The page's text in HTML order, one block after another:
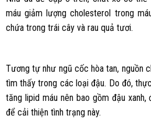
máu giảm lượng cholesterol trong
chứa trong trái cây và rau quả tươi.
Tương tự như ngũ cốc hòa tan, nguồn
tìm thấy trong các loại đậu. Do đó,
tăng lipid máu nên bao gồm đậu
để cải thiện tình trạng này.